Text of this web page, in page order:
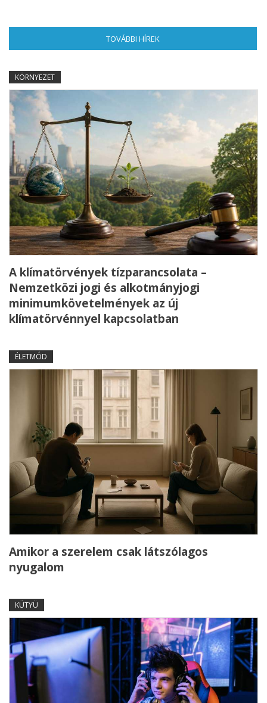
TOVÁBBI HÍREK
KÖRNYEZET
A klímatörvények tízparancsolata –
Nemzetközi jogi és alkotmányjogi
minimumkövetelmények az új
klímatörvénnyel kapcsolatban
ÉLETMÓD
Amikor a szerelem csak látszólagos
nyugalom
KÜTYÜ